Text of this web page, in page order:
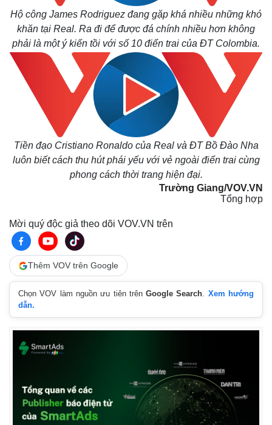
Tin nóng
Phân tích
Hộ công James Rodriguez đang gặp khá nhiều những khó
khăn tại Real. Ra đi để được đá chính nhiều hơn không
phải là một ý kiến tồi với số 10 điển trai của ĐT Colombia.
Tiền đạo Cristiano Ronaldo của Real và ĐT Bồ Đào Nha
luôn biết cách thu hút phái yếu với vẻ ngoài điển trai cùng
phong cách thời trang hiện đại.
Trường Giang/VOV.VN
Tổng hợp
Mời quý độc giả theo dõi VOV.VN trên
Thêm VOV trên Google
Chọn VOV làm nguồn ưu tiên trênGoogle Search. Xem hướng
dẫn.